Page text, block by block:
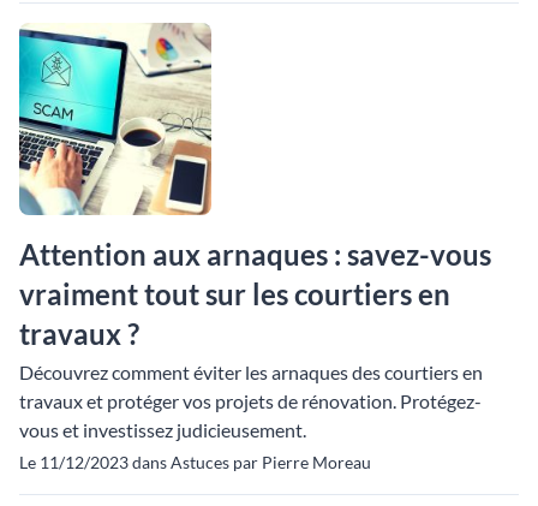
Attention aux arnaques : savez-vous
vraiment tout sur les courtiers en
travaux ?
Découvrez comment éviter les arnaques des courtiers en
travaux et protéger vos projets de rénovation. Protégez-
vous et investissez judicieusement.
Le 11/12/2023 dans Astuces par Pierre Moreau